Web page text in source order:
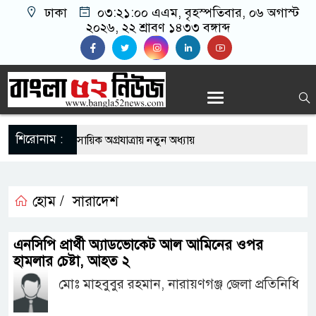
ঢাকা ০৩:২১:০১ এএম, বৃহস্পতিবার, ০৬ অগাস্ট
২০২৬, ২২ শ্রাবণ ১৪৩৩ বঙ্গাব্দ
শিরোনাম :ব্যবসায়িক অগ্রযাত্রায় নতুন অধ্যায়
নিচে গাঁজার ড্রাম, মাদক কারবারি আটক
হোম / সারাদেশ
এনসিপি প্রার্থী অ্যাডভোকেট আল আমিনের ওপর
হামলার চেষ্টা, আহত ২
মোঃ মাহবুবুর রহমান, নারায়ণগঞ্জ জেলা প্রতিনিধি